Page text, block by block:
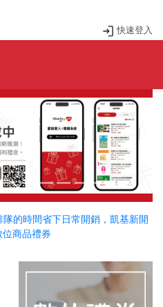
快速登入
Next
的時間省下日常開銷，凱基新開
位商品禮券